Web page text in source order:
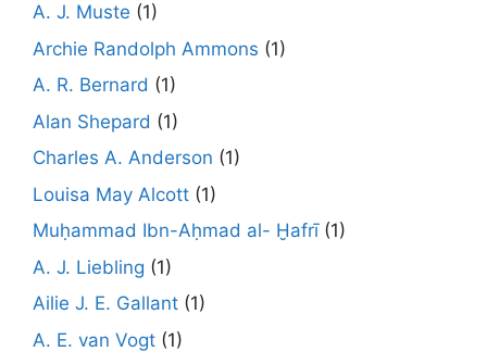
A. J. Muste (1)
Archie Randolph Ammons (1)
A. R. Bernard (1)
Alan Shepard (1)
Charles A. Anderson (1)
Louisa May Alcott (1)
Muḥammad Ibn-Aḥmad al- Ḫafrī(1)
A. J. Liebling (1)
Ailie J. E. Gallant (1)
A. E. van Vogt (1)